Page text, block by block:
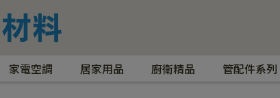
家電空調 居家用品 廚衛精品 管配件系列